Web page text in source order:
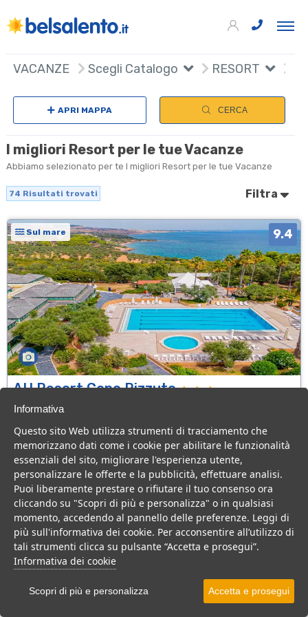
VACANZE Scegli Catalogo RESORT
APRI MAPPA CERCA
I migliori Resort per le tue Vacanze
Abbiamo selezionato per te I migliori Resort per le tue Vacanze
74 Risultati trovati Filtra
Sul mare 9.4
AH Resort Capo Rizzuto
Calabria > Isola di Capo Rizzuto > Capo Rizzuto
282 Camere
Ottimo villaggio per famiglie a pochi passi dal mare di Isola di Capo
Rizzuto, tanto divertimento e buona cucina per una vacanza top
Villaggio Resort
VEDI SU MAPPA
INFO STRUTTURA
APRI STRUTTURA
PREVENTIVO
+
Informativa
Questo sito Web utilizza strumenti di tracciamento che
memorizzano dati come i cookie per abilitare le funzionalità
essenziali del sito, migliorare l'esperienza utente,
personalizzare le offerte e la pubblicità, effettuare analisi.
Puoi liberamente prestare o rifiutare il tuo consenso ora
cliccando su "Scopri di più e personalizza" o in qualsiasi
momento, accedendo al pannello delle preferenze. Leggi di
più sull'informativa dei cookie. Per acconsentire all’utilizzo di
tali strumenti clicca su pulsante “Accetta e prosegui”.
Informativa dei cookie
Scopri di più e personalizza Accetta e prosegui